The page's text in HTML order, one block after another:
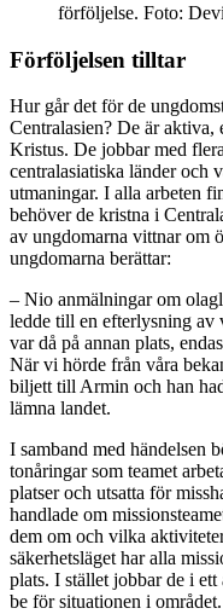
förföljelse. Foto:
Förföljelsen tilltar
Hur går det för de
Centralasien? De är
Kristus. De jobbar med
centralasiatiska länder och
utmaningar. I alla arbeten
behöver de kristna i
av ungdomarna vittnar om
ungdomarna berättar:
– Nio anmälningar om
ledde till en efterlysning av
var då på annan plats,
När vi hörde från våra
biljett till Armin och han
lämna landet.
I samband med händelsen
tonåringar som teamet
platser och utsatta för
handlade om
dem om och vilka
säkerhetsläget har alla
plats. I stället jobbar de i
be för situationen i området.